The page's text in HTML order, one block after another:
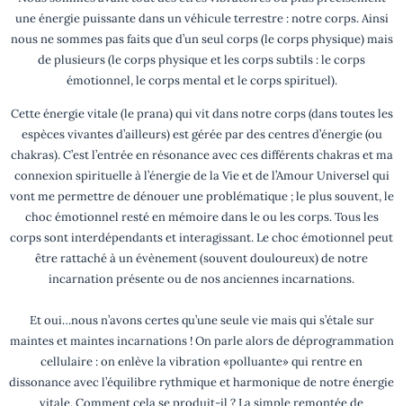
une énergie puissante dans un véhicule terrestre : notre corps. Ainsi
nous ne sommes pas faits que d’un seul corps (le corps physique) mais
de plusieurs (le corps physique et les corps subtils : le corps
émotionnel, le corps mental et le corps spirituel).
Cette énergie vitale (le prana) qui vit dans notre corps (dans toutes les
espèces vivantes d’ailleurs) est gérée par des centres d’énergie (ou
chakras). C’est l’entrée en résonance avec ces différents chakras et ma
connexion spirituelle à l’énergie de la Vie et de l’Amour Universel qui
vont me permettre de dénouer une problématique ; le plus souvent, le
choc émotionnel resté en mémoire dans le ou les corps. Tous les
corps sont interdépendants et interagissant. Le choc émotionnel peut
être rattaché à un évènement (souvent douloureux) de notre
incarnation présente ou de nos anciennes incarnations.
Et oui…nous n’avons certes qu’une seule vie mais qui s’étale sur
maintes et maintes incarnations ! On parle alors de déprogrammation
cellulaire : on enlève la vibration «polluante» qui rentre en
dissonance avec l’équilibre rythmique et harmonique de notre énergie